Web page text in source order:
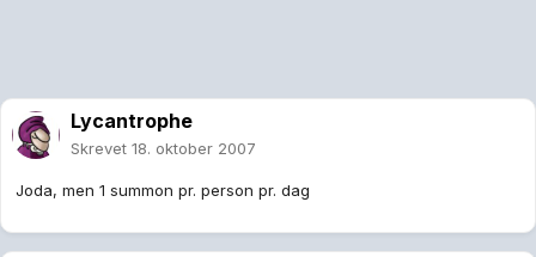
Lycantrophe
Skrevet 18. oktober 2007
Joda, men 1 summon pr. person pr. dag